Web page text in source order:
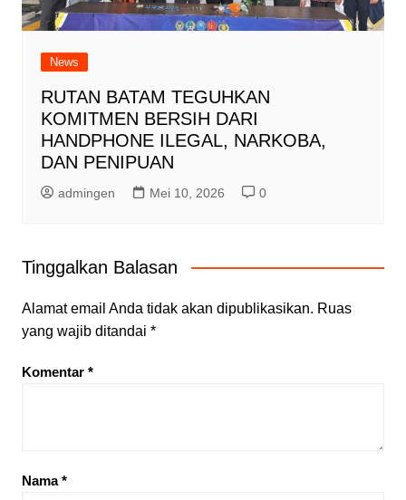
News
RUTAN BATAM TEGUHKAN
KOMITMEN BERSIH DARI
HANDPHONE ILEGAL, NARKOBA,
DAN PENIPUAN
admingen Mei 10, 2026 0
Tinggalkan Balasan
Alamat email Anda tidak akan dipublikasikan. Ruas
yang wajib ditandai *
Komentar *
Nama*